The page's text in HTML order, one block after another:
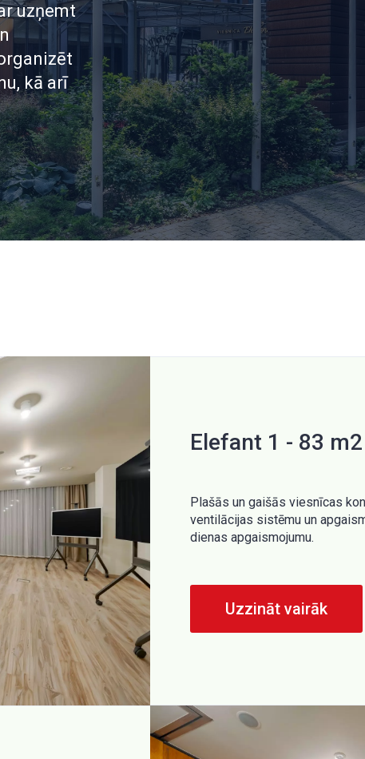
uzņemt
kā arī
Elefant 1 - 83 m2
Plašās un gaišās viesnīcas
ventilācijas sistēmu un
dienas apgaismojumu.
Uzzināt vairāk